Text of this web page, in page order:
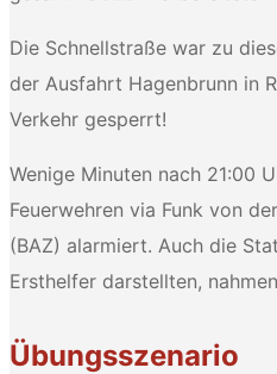
Die Schnellstraße war zu
der Ausfahrt Hagenbrunn in
Verkehr gesperrt!
Wenige Minuten nach 21:00
Feuerwehren via Funk von
(BAZ) alarmiert. Auch die
Ersthelfer darstellten,
Übungsszenario